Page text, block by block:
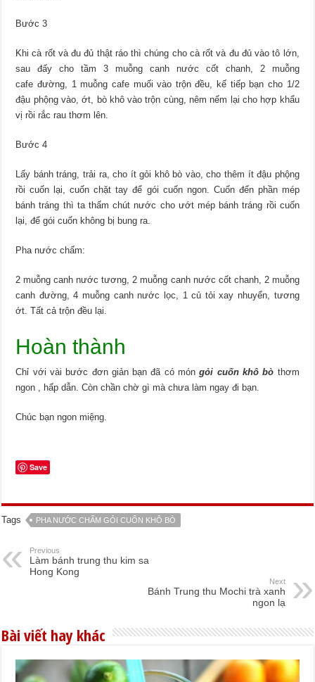
Bước 3
Khi cà rốt và đu đủ thật ráo thì chúng cho cà rốt và đu đủ vào tô lớn,
sau đấy cho tầm 3 muỗng canh nước cốt chanh, 2 muỗng
cafe đường, 1 muỗng cafe muối vào trộn đều, kế tiếp bạn cho 1/2
đậu phộng vào, ớt, bò khô vào trộn cùng, nêm nếm lại cho hợp khẩu
vị rồi rắc rau thơm lên.
Bước 4
Lấy bánh tráng, trải ra, cho ít gỏi khô bò vào, cho thêm ít đậu phộng
rồi cuốn lại, cuốn chặt tay để gói cuốn ngon. Cuốn đến phần mép
bánh tráng thì ta thấm chút nước cho ướt mép bánh tráng rồi cuốn
lại, để gói cuốn không bị bung ra.
Pha nước chấm:
2 muỗng canh nước tương, 2 muỗng canh nước cốt chanh, 2 muỗng
canh đường, 4 muỗng canh nước lọc, 1 củ tỏi xay nhuyển, tương
ớt. Tất cả trộn đều lại.
Hoàn thành
Chỉ với vài bước đơn giản bạn đã có móngỏi cuốn khô bò thơm
ngon , hấp dẫn. Còn chần chờ gì mà chưa làm ngay đi bạn.
Chúc bạn ngon miệng.
Save
Tags PHA NƯỚC CHẤM GỎI CUỐN KHÔ BÒ
Previous
Làm bánh trung thu kim sa
Hong Kong
Next
Bánh Trung thu Mochi trà xanh
ngon lạ
Bài viết hay khác